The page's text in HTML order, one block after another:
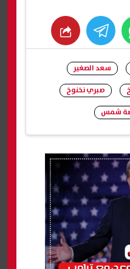
سعد الصغير
صبري نخنوخ
شمس